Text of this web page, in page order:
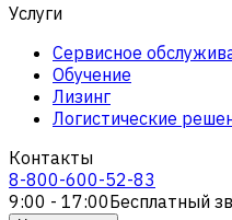
Услуги
Сервисное
Обучение
Лизинг
Логистические
Контакты
8-800-600-52-83
9:00 - 17:00Бесплатный